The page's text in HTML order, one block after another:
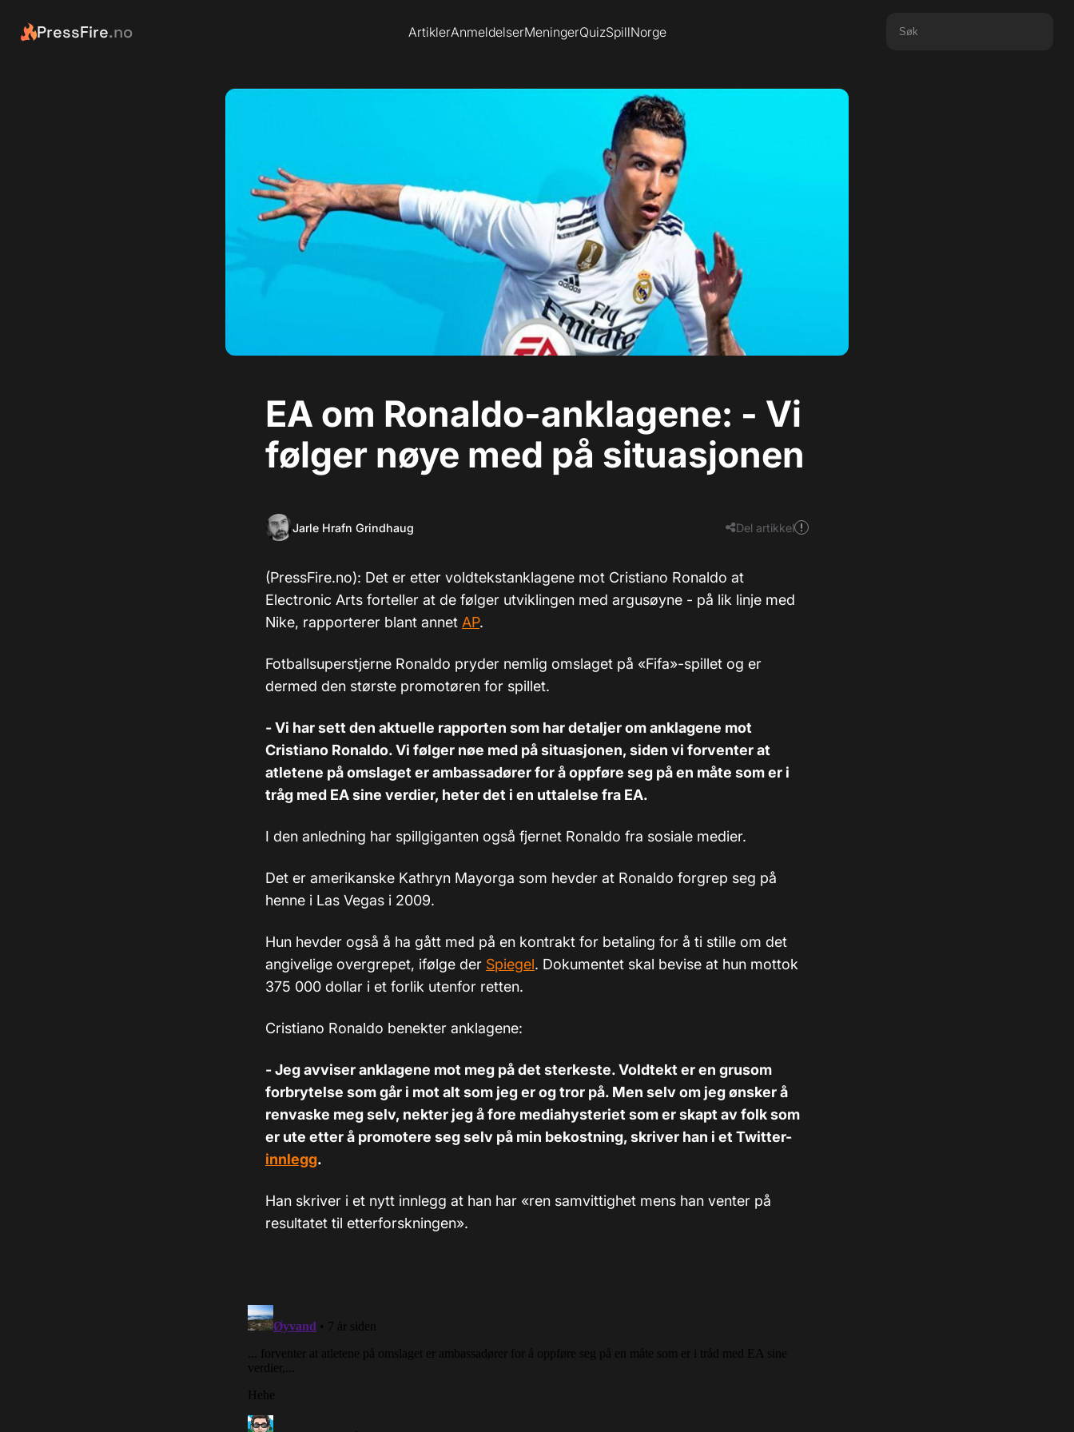
PressFire.no ArtiklerAnmeldelserMeningerQuizSpillNorge
EA om Ronaldo-anklagene: - Vi
følger nøye med på situasjonen
Jarle Hrafn Grindhaug Del artikkel
(PressFire.no): Det er etter voldtekstanklagene mot Cristiano Ronaldo at
Electronic Arts forteller at de følger utviklingen med argusøyne - på lik linje med
Nike, rapporterer blant annet AP.
Fotballsuperstjerne Ronaldo pryder nemlig omslaget på «Fifa»-spillet og er
dermed den største promotøren for spillet.
- Vi har sett den aktuelle rapporten som har detaljer om anklagene mot
Cristiano Ronaldo. Vi følger nøe med på situasjonen, siden vi forventer at
atletene på omslaget er ambassadører for å oppføre seg på en måte som er i
tråg med EA sine verdier, heter det i en uttalelse fra EA.
I den anledning har spillgiganten også fjernet Ronaldo fra sosiale medier.
Det er amerikanske Kathryn Mayorga som hevder at Ronaldo forgrep seg på
henne i Las Vegas i 2009.
Hun hevder også å ha gått med på en kontrakt for betaling for å ti stille om det
angivelige overgrepet, ifølge der Spiegel. Dokumentet skal bevise at hun mottok
375 000 dollar i et forlik utenfor retten.
Cristiano Ronaldo benekter anklagene:
- Jeg avviser anklagene mot meg på det sterkeste. Voldtekt er en grusom
forbrytelse som går i mot alt som jeg er og tror på. Men selv om jeg ønsker å
renvaske meg selv, nekter jeg å fore mediahysteriet som er skapt av folk som
er ute etter å promotere seg selv på min bekostning, skriver han i et Twitter-
innlegg.
Han skriver i et nytt innlegg at han har «ren samvittighet mens han venter på
resultatet til etterforskningen».